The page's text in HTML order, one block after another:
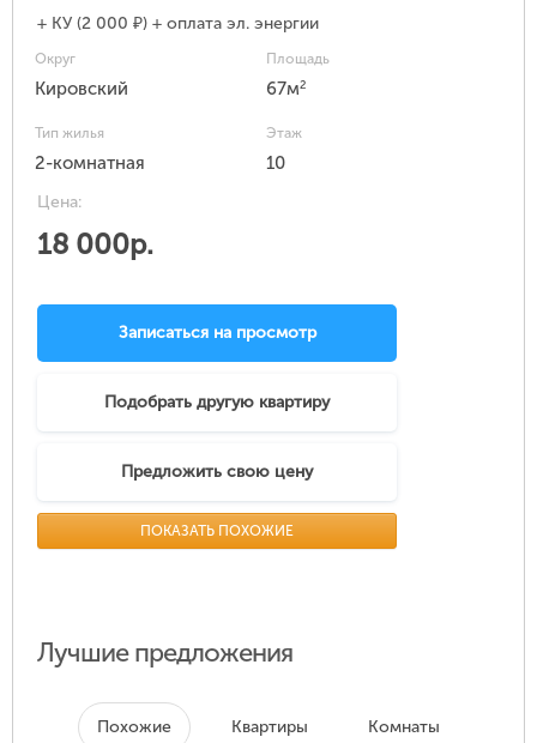
+ КУ (2 000 ₽) + оплата эл. энергии
Округ
Кировский
Площадь
67м2
Тип жилья
2-комнатная
Этаж
10
Цена:
18 000р.
Записаться на просмотр
Подобрать другую квартиру
Предложить свою цену
ПОКАЗАТЬ ПОХОЖИЕ
Лучшие предложения
Похожие Квартиры Комнаты